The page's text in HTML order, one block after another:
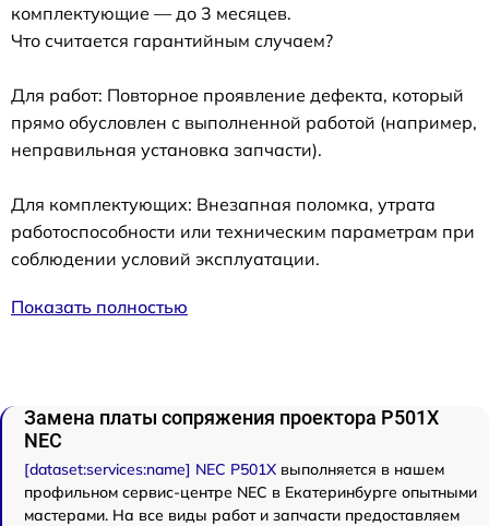
комплектующие — до 3 месяцев.
Что считается гарантийным случаем?
Для работ: Повторное проявление дефекта, который
прямо обусловлен с выполненной работой (например,
неправильная установка запчасти).
Для комплектующих: Внезапная поломка, утрата
работоспособности или техническим параметрам при
соблюдении условий эксплуатации.
Показать полностью
Замена платы сопряжения проектора P501X
NEC
[dataset:services:name] NEC P501X выполняется в нашем
профильном сервис-центре NEC в Екатеринбурге опытными
мастерами. На все виды работ и запчасти предоставляем